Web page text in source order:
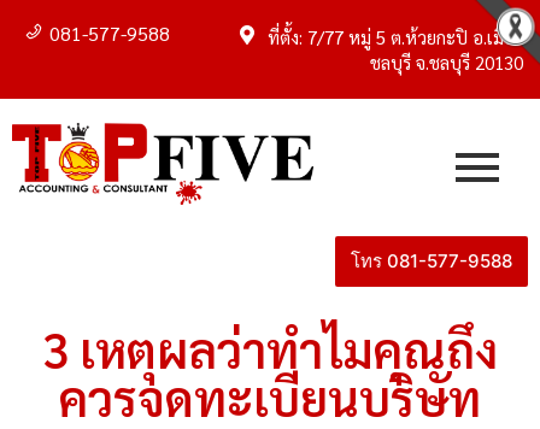
081-577-9588
ที่ตั้ง: 7/77 หมู่ 5 ต.ห้วยกะปิ อ.เมือง
ชลบุรี จ.ชลบุรี 20130
โทร 081-577-9588
3 เหตุผลว่าทำไมคุณถึง
ควรจดทะเบียนบริษัท